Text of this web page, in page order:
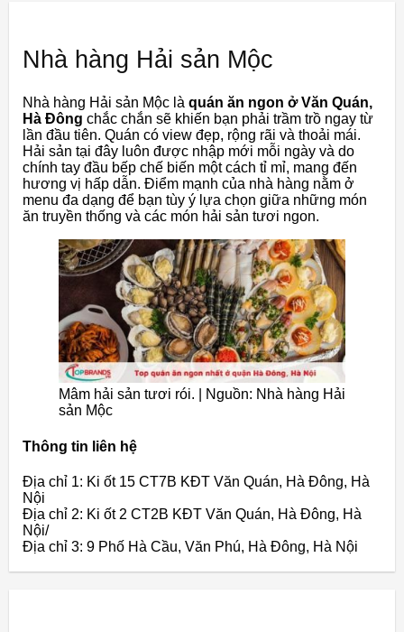
Nhà hàng Hải sản Mộc
Nhà hàng Hải sản Mộc là quán ăn ngon ở Văn Quán,
Hà Đông chắc chắn sẽ khiến bạn phải trầm trồ ngay từ
lần đầu tiên. Quán có view đẹp, rộng rãi và thoải mái.
Hải sản tại đây luôn được nhập mới mỗi ngày và do
chính tay đầu bếp chế biến một cách tỉ mỉ, mang đến
hương vị hấp dẫn. Điểm mạnh của nhà hàng nằm ở
menu đa dạng để bạn tùy ý lựa chọn giữa những món
ăn truyền thống và các món hải sản tươi ngon.
Mâm hải sản tươi rói. | Nguồn: Nhà hàng Hải
sản Mộc
Thông tin liên hệ
Địa chỉ 1: Ki ốt 15 CT7B KĐT Văn Quán, Hà Đông, Hà
Nội
Địa chỉ 2: Ki ốt 2 CT2B KĐT Văn Quán, Hà Đông, Hà
Nội/
Địa chỉ 3: 9 Phố Hà Cầu, Văn Phú, Hà Đông, Hà Nội